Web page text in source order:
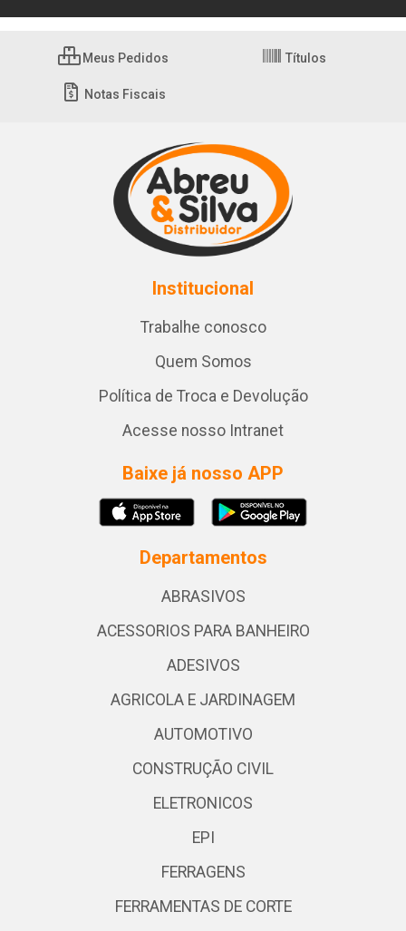
Meus Pedidos Títulos
Notas Fiscais
Institucional
Trabalhe conosco
Quem Somos
Política de Troca e Devolução
Acesse nosso Intranet
Baixe já nosso APP
Departamentos
ABRASIVOS
ACESSORIOS PARA BANHEIRO
ADESIVOS
AGRICOLA E JARDINAGEM
AUTOMOTIVO
CONSTRUÇÃO CIVIL
ELETRONICOS
EPI
FERRAGENS
FERRAMENTAS DE CORTE